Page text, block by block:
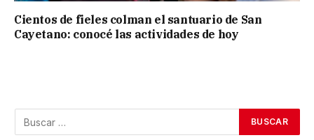
Cientos de fieles colman el santuario de San
Cayetano: conocé las actividades de hoy